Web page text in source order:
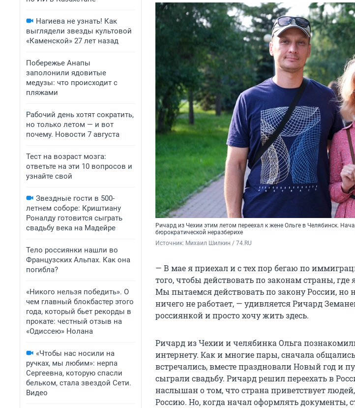
Нагиева не узнать! Как
выглядели звезды культовой
«Каменской» 27 лет назад
Побережье Анапы
заполонили ядовитые
медузы: что происходит с
пляжами
Рабочий день хотят сократить,
но только летом — и вот
почему. Новости 7 августа
Тест на возраст мозга:
ответьте на эти 10 вопросов и
узнайте свой
Звездные гости в 500-
летнем соборе: Криштиану
Роналду готовится сыграть
свадьбу века на Мадейре
Тело россиянки нашли во
Французских Альпах. Как она
погибла?
«Никого нельзя победить». О
чем главный блокбастер этого
года, который бьет рекорды в
прокате: честный отзыв на
«Одиссею» Нолана
«Чтобы нас носили на
ручках, мы любим»: нерпа
Сергеевна, которую спасли
бельком, стала звездой Сети.
Видео
Ричард из Чехии этим летом переехал к жене Ольге в Челябинск.
бюрократической неразберихе
Источник: Михаил Шилкин / 74.RU
— В мае я приехал и с тех пор бегаю по
того, чтобы действовать по законам страны,
Мы пытаемся действовать по закону России, но
ничего не работает, — удивляется Ричард
россиянкой и просто хочу жить здесь.
Ричард из Чехии и челябинка Ольга
интернету. Как и многие пары, сначала
встречались, вместе праздновали Новый год и
сыграли свадьбу. Ричард решил переехать в
наслышан о том, что страна приветствует
Россию. Но, когда начал оформлять документы,